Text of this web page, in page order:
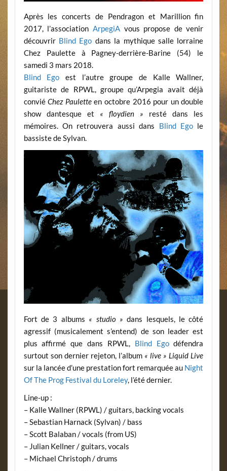
Après les concerts de Pendragon et Marillion fin
2017, l’association ArpegiAvous propose de venir
découvrir Blind Ego dans la mythique salle lorraine
Chez Paulette à Pagney-derrière-Barine (54) le
samedi 3 mars 2018.
Blind Ego est l’autre groupe de Kalle Wallner,
guitariste de RPWL, groupe qu’Arpegia avait déjà
conviéChez Pauletteen octobre 2016 pour un double
show dantesque et « floydien » resté dans les
mémoires. On retrouvera aussi dans Blind Ego le
bassiste de Sylvan.
Fort de 3 albums « studio » dans lesquels, le côté
agressif (musicalement s’entend) de son leader est
plus affirmé que dans RPWL, Blind Egodéfendra
surtout son dernier rejeton, l’album « live » Liquid Live
sur la lancée d’une prestation fort remarquée au Night
Of The Prog Festival du Loreley, l’été dernier.
Line-up :
– Kalle Wallner (RPWL) / guitars, backing vocals
– Sebastian Harnack (Sylvan) / bass
– Scott Balaban / vocals (from US)
– Julian Kellner / guitars, vocals
– Michael Christoph / drums